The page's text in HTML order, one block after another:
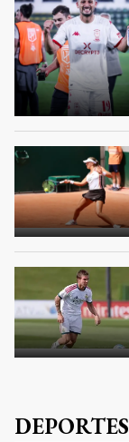
DEPORTES